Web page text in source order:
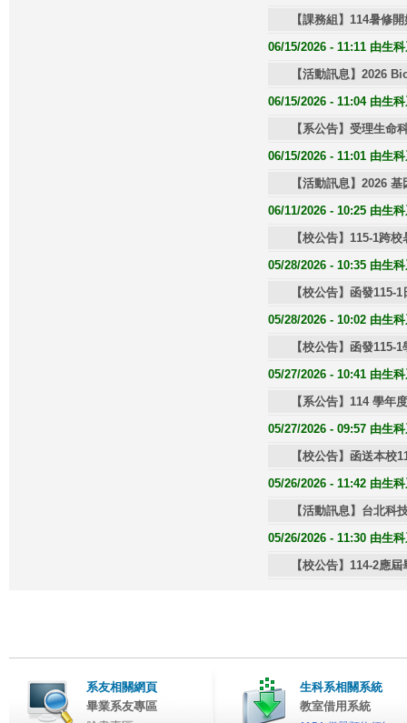
【課務組】114暑修
06/15/2026 - 11:11 由生
【活動訊息】2026
06/15/2026 - 11:04 由生
【系公告】受理生命
06/15/2026 - 11:01 由生
【活動訊息】2026
06/11/2026 - 10:25 由生
【校公告】115-1跨
05/28/2026 - 10:35 由生
【校公告】函發115-
05/28/2026 - 10:02 由生
【校公告】函發115-
05/27/2026 - 10:41 由生
【系公告】114 學年
05/27/2026 - 09:57 由生
【校公告】函送本校
05/26/2026 - 11:42 由生
【活動訊息】台北科
05/26/2026 - 11:30 由生
【校公告】114-2應
系友相關網頁
畢業系友專區
生科系相關系統
教室借用系統